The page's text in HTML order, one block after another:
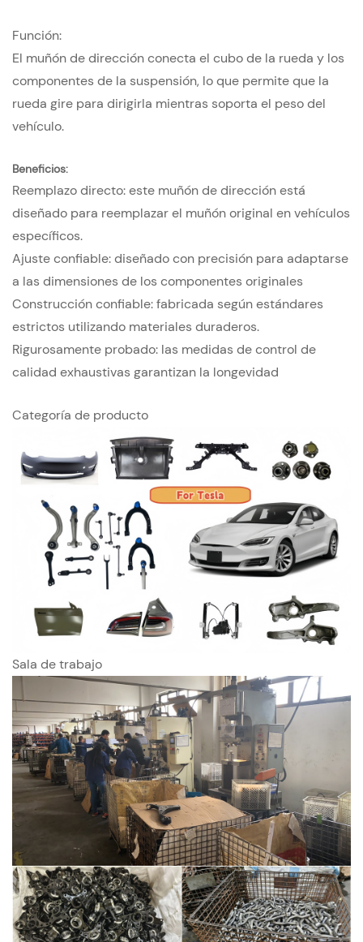
Función:
El muñón de dirección conecta el cubo de la rueda y los
componentes de la suspensión, lo que permite que la
rueda gire para dirigirla mientras soporta el peso del
vehículo.
Beneficios:
Reemplazo directo: este muñón de dirección está
diseñado para reemplazar el muñón original en vehículos
específicos.
Ajuste confiable: diseñado con precisión para adaptarse
a las dimensiones de los componentes originales
Construcción confiable: fabricada según estándares
estrictos utilizando materiales duraderos.
Rigurosamente probado: las medidas de control de
calidad exhaustivas garantizan la longevidad
Categoría de producto
Sala de trabajo